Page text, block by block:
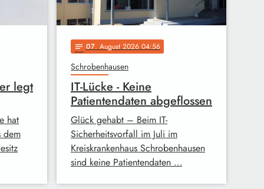
legt
hat
dem
notes 07. August 2026 04:56
Schrobenhausen
IT-Lücke - Keine
Patientendaten abgeflossen
Glück gehabt – Beim IT-
Sicherheitsvorfall im Juli im
Kreiskrankenhaus Schrobenhausen
sind keine Patientendaten …